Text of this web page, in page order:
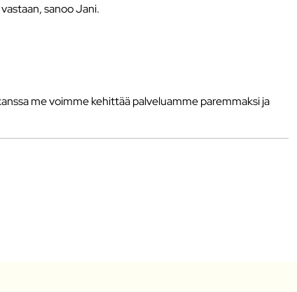
sanoo Jani.
me voimme kehittää palveluamme paremmaksi ja